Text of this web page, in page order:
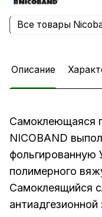
Все товары
Описание
Самоклеющаяся
NICOBAND
полимерного
Самоклеящийся